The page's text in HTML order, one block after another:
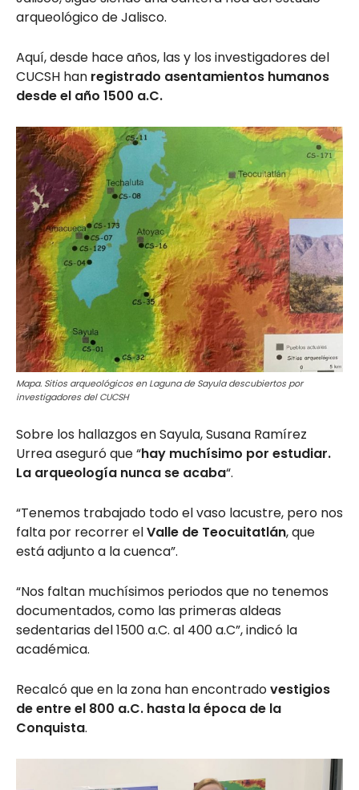
arqueológico de Jalisco.
Aquí, desde hace años, las y los investigadores del
CUCSH han registrado asentamientos humanos
desde el año 1500 a.C.
Mapa. Sitios arqueológicos en Laguna de Sayula descubiertos por
investigadores del CUCSH
Sobre los hallazgos en Sayula, Susana Ramírez
Urrea aseguró que “hay muchísimo por estudiar.
La arqueología nunca se acaba“.
“Tenemos trabajado todo el vaso lacustre, pero nos
falta por recorrer elValle de Teocuitatlán, que
está adjunto a la cuenca”.
“Nos faltan muchísimos periodos que no tenemos
documentados, como las primeras aldeas
sedentarias del 1500 a.C. al 400 a.C”, indicó la
académica.
Recalcó que en la zona han encontradovestigios
de entre el 800 a.C. hasta la época de la
Conquista.